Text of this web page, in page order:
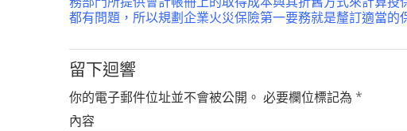
都有問題，所以規劃企業火災保險第一要務就是釐訂適當的
留下迴響
你的電子郵件位址並不會被公開。 必要欄位標記為 *
內容